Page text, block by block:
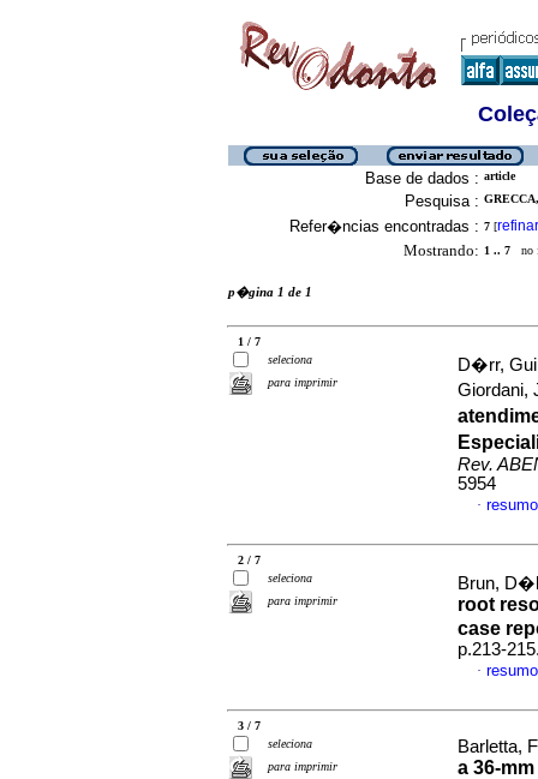
Base de dados : article
Pesquisa :
Refer�ncias encontradas : 7 [refinar
Mostrando: 1 .. 7 no
p�gina 1 de 1
1 / 7
seleciona
para imprimir
D�rr,
Giordani,
Rev.
5954
·
2 / 7
seleciona
para imprimir
Brun,
root
case
p.213-
·
3 / 7
seleciona
para imprimir
Barletta,
a 36-